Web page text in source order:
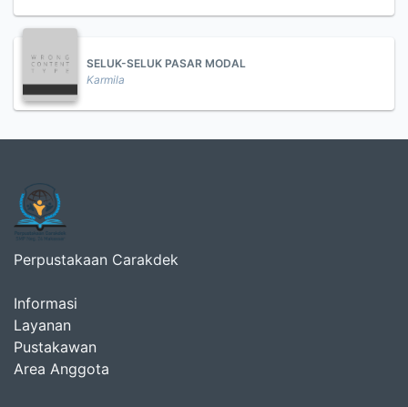
SELUK-SELUK PASAR MODAL
Karmila
Perpustakaan Carakdek
Informasi
Layanan
Pustakawan
Area Anggota